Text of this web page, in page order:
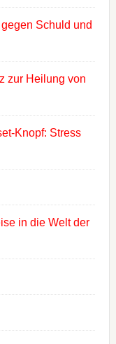
Schuld und
zur Heilung von
Knopf: Stress
in die Welt der